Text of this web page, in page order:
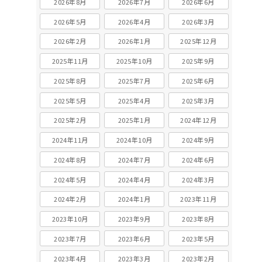
2026年5月 2026年4月 2026年3月
2026年2月 2026年1月 2025年12月
2025年11月 2025年10月 2025年9月
2025年8月 2025年7月 2025年6月
2025年5月 2025年4月 2025年3月
2025年2月 2025年1月 2024年12月
2024年11月 2024年10月 2024年9月
2024年8月 2024年7月 2024年6月
2024年5月 2024年4月 2024年3月
2024年2月 2024年1月 2023年11月
2023年10月 2023年9月 2023年8月
2023年7月 2023年6月 2023年5月
2023年4月 2023年3月 2023年2月